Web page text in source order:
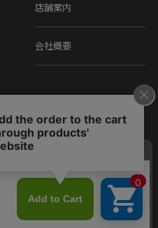
店舗案内
会社概要
Ltd. All Rights reserved.